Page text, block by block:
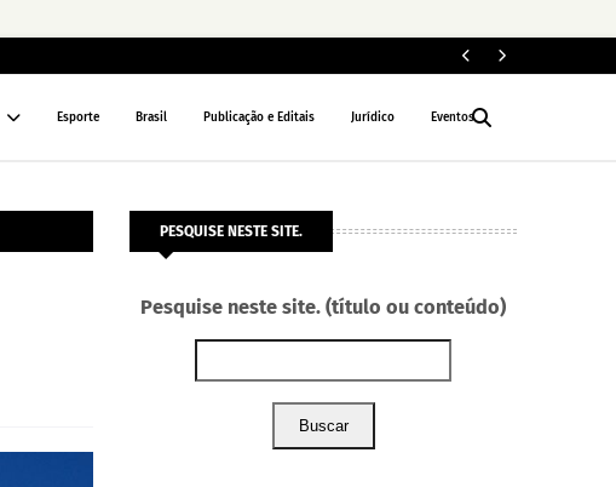
Esporte Brasil Publicação e Editais Jurídico Eventos
PESQUISE NESTE SITE.
Pesquise neste site. (título ou conteúdo)
Buscar